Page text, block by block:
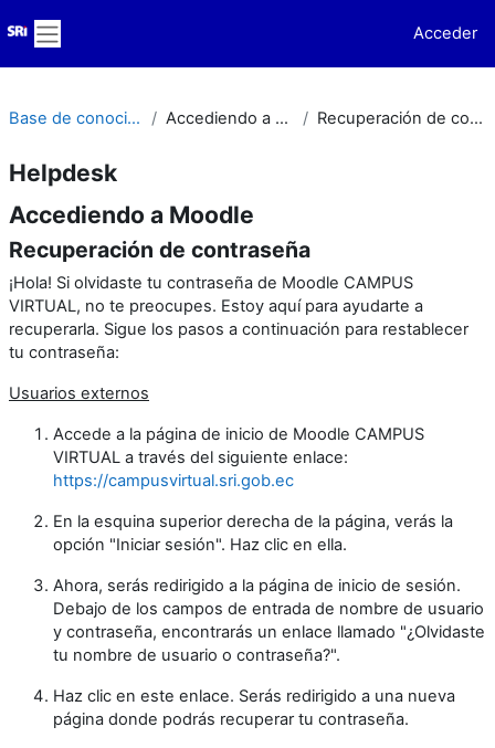
Panel lateral
Acceder
Base de conocimiento Accediendo a Moodle Recuperación de contraseña
Helpdesk
Accediendo a Moodle
Recuperación de contraseña
¡Hola! Si olvidaste tu contraseña de Moodle CAMPUS
VIRTUAL, no te preocupes. Estoy aquí para ayudarte a
recuperarla. Sigue los pasos a continuación para restablecer
tu contraseña:
Usuarios externos
Accede a la página de inicio de Moodle CAMPUS
VIRTUAL a través del siguiente enlace:
https://campusvirtual.sri.gob.ec
En la esquina superior derecha de la página, verás la
opción "Iniciar sesión". Haz clic en ella.
Ahora, serás redirigido a la página de inicio de sesión.
Debajo de los campos de entrada de nombre de usuario
y contraseña, encontrarás un enlace llamado "¿Olvidaste
tu nombre de usuario o contraseña?".
Haz clic en este enlace. Serás redirigido a una nueva
página donde podrás recuperar tu contraseña.